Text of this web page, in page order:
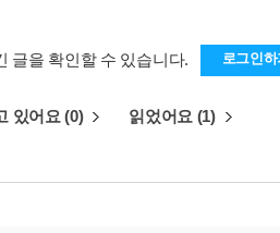
글을 확인할 수 있습니다. 로그인하
있어요 (0) 읽었어요 (1)